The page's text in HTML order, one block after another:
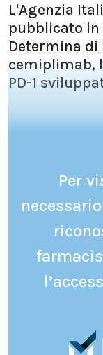
L'Agenzia
pubblicato in
Determina
cemiplimab,
PD-1
Per